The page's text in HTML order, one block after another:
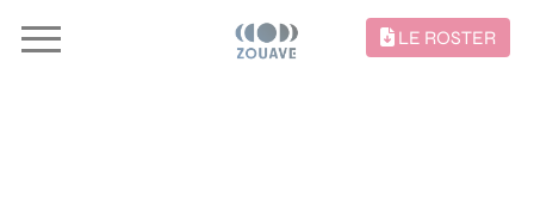
LE ROSTER